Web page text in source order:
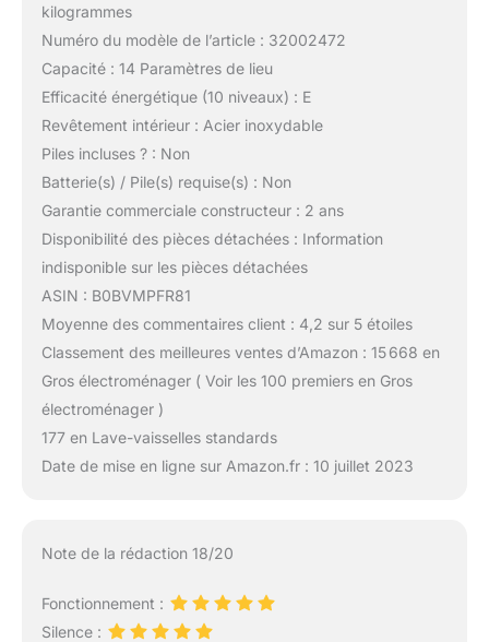
kilogrammes
Numéro du modèle de l’article : 32002472
Capacité : 14 Paramètres de lieu
Efficacité énergétique (10 niveaux) : E
Revêtement intérieur : Acier inoxydable
Piles incluses ? : Non
Batterie(s) / Pile(s) requise(s) : Non
Garantie commerciale constructeur : 2 ans
Disponibilité des pièces détachées : Information
indisponible sur les pièces détachées
ASIN : B0BVMPFR81
Moyenne des commentaires client : 4,2 sur 5 étoiles
Classement des meilleures ventes d’Amazon : 15 668 en
Gros électroménager ( Voir les 100 premiers en Gros
électroménager )
177 en Lave-vaisselles standards
Date de mise en ligne sur Amazon.fr : 10 juillet 2023
Note de la rédaction 18/20
Fonctionnement :
Silence :